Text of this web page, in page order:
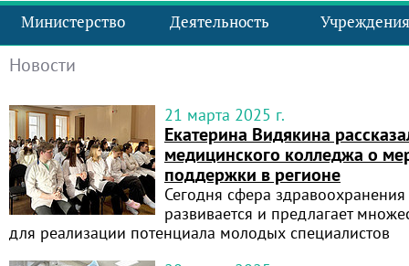
Министерство Деятельность Учреждения
Новости
21 марта 2025 г.
Екатерина Видякина
медицинского колледжа о
поддержки в регионе
Сегодня сфера
развивается и предлагает
для реализации потенциала молодых специалистов